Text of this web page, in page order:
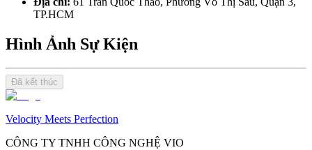
TP.HCM
Hình Ảnh Sự Kiện
Đã kết thúc
Velocity Meets Perfection
CÔNG TY TNHH CÔNG NGHỆ VIO